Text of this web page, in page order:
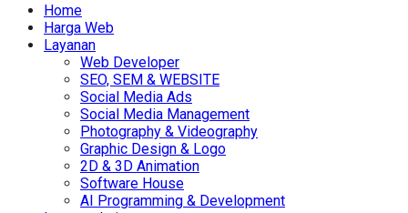
Home
Harga Web
Layanan
Web Developer
SEO, SEM & WEBSITE
Social Media Ads
Social Media Management
Photography & Videography
Graphic Design & Logo
2D & 3D Animation
Software House
AI Programming & Development